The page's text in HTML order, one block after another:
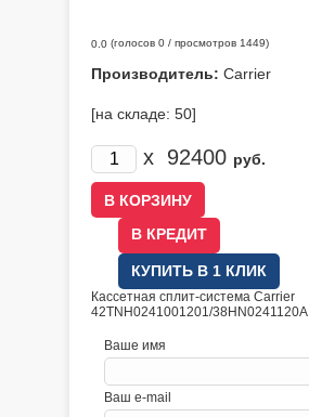
0.0 (голосов 0 / просмотров 1449)
Производитель: Carrier
[на складе: 50]
x 92400 руб.
В КРЕДИТ
КУПИТЬ В 1 КЛИК
Кассетная сплит-система Carrier
42TNH0241001201/38HN0241120A
Ваше имя
Ваш e-mail